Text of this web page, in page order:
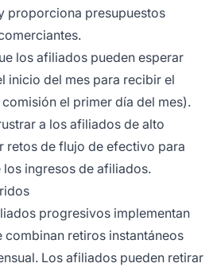
proporciona presupuestos
los afiliados pueden esperar
inicio del mes para recibir el
el primer día del mes).
a los afiliados de alto
retos de flujo de efectivo para
ingresos de afiliados.
progresivos implementan
retiros instantáneos
Los afiliados pueden retirar